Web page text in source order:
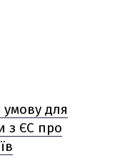
для
з ЄС про